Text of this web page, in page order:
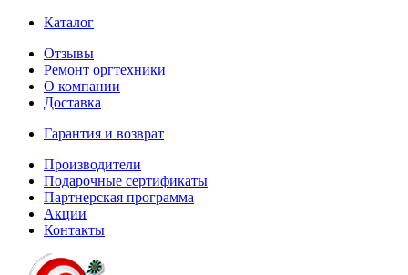
Каталог
Отзывы
Ремонт оргтехники
О компании
Доставка
Гарантия и возврат
Производители
Подарочные сертификаты
Партнерская программа
Акции
Контакты